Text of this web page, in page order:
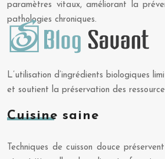
paramètres vitaux, améliorant la
pathologies chroniques.
L’utilisation d’ingrédients biologiques
et soutient la préservation des
Cuisine saine
Techniques de cuisson douce